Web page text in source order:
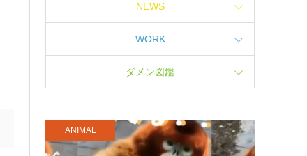
NEWS
WORK
ダメン図鑑
ANIMAL